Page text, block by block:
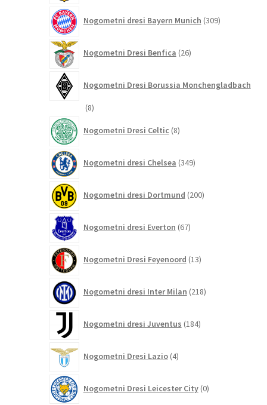
Nogometni dresi Bayern Munich 309izdelkov
Nogometni Dresi Benfica 26izdelkov
Nogometni Dresi Borussia Monchengladbach
88
Nogometni Dresi Celtic 8izdelkov
Nogometni dresi Chelsea 349izdelkov
Nogometni dresi Dortmund 200izdelkov
Nogometni dresi Everton 67izdelkov
Nogometni Dresi Feyenoord 13izdelkov
Nogometni dresi Inter Milan 218izdelkov
Nogometni dresi Juventus 184izdelkov
Nogometni Dresi Lazio 4izdelki
Nogometni Dresi Leicester City 0izdelkov